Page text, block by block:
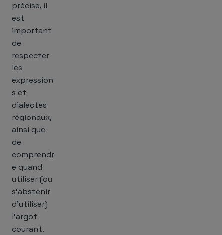
précise, il
est
important
de
respecter
les
expression
s et
dialectes
régionaux,
ainsi que
de
comprendr
e quand
utiliser (ou
s’abstenir
d’utiliser)
l’argot
courant.